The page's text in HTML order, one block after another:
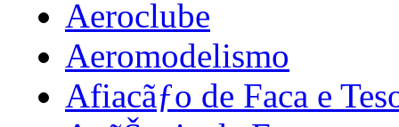
Aeroclube
Aeromodelismo
Afiacãƒo de Faca e